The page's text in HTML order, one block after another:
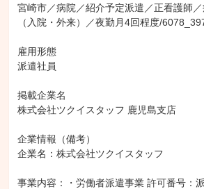
宮崎市／病院／紹介予定派遣／正看護師
（入院・外来）／夜勤月4回程度/
雇用形態
派遣社員
掲載企業名
株式会社ツクイスタッフ 鹿児島支店
企業情報（備考）
企業名：株式会社ツクイスタッフ
事業内容：・労働者派遣事業 許可番号：